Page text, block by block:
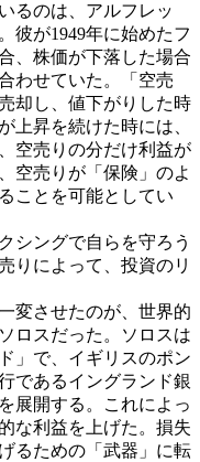
るのは、アルフレッ
彼が1949年に始めたフ
、株価が下落した場合
わせていた。「空売
却し、値下がりした時
上昇を続けた時には、
空売りの分だけ利益が
空売りが「保険」のよ
ことを可能としてい
シングで自らを守ろう
りによって、投資のリ
変させたのが、世界的
ロスだった。ソロスは
」で、イギリスのポン
であるイングランド銀
展開する。これによっ
な利益を上げた。損失
るための「武器」に転